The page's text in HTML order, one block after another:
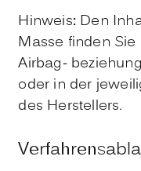
Hinweis: Den
Masse finden
Airbag-
oder in der
des Herstellers.